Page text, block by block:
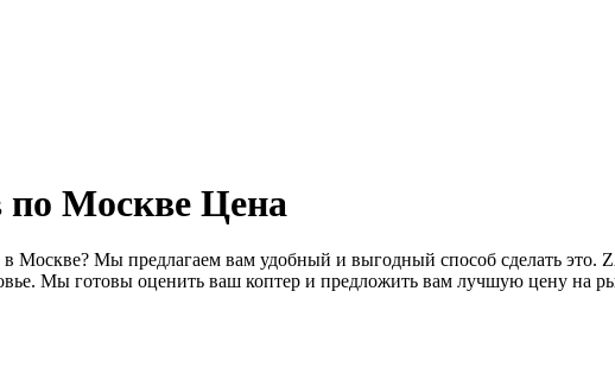
Москве Цена
Москве? Мы предлагаем вам удобный и выгодный способ сделать это.
Мы готовы оценить ваш коптер и предложить вам лучшую цену на